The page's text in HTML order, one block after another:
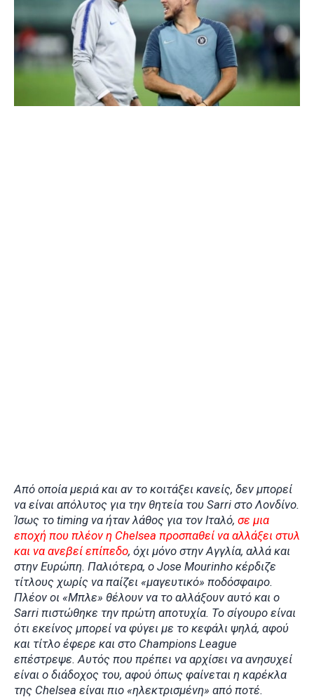
Από οποία μεριά και αν το κοιτάξει κανείς, δεν μπορεί
να είναι απόλυτος για την θητεία του Sarri στο Λονδίνο.
Ίσως το timing να ήταν λάθος για τον Ιταλό, σε μια
εποχή που πλέον η Chelsea προσπαθεί να αλλάξει στυλ
και να ανεβεί επίπεδο, όχι μόνο στην Αγγλία, αλλά και
στην Ευρώπη. Παλιότερα, ο Jose Mourinho κέρδιζε
τίτλους χωρίς να παίζει «μαγευτικό» ποδόσφαιρο.
Πλέον οι «Μπλε» θέλουν να το αλλάξουν αυτό και ο
Sarri πιστώθηκε την πρώτη αποτυχία. Το σίγουρο είναι
ότι εκείνος μπορεί να φύγει με το κεφάλι ψηλά, αφού
και τίτλο έφερε και στο Champions League
επέστρεψε. Αυτός που πρέπει να αρχίσει να ανησυχεί
είναι ο διάδοχος του, αφού όπως φαίνεται η καρέκλα
της Chelsea είναι πιο «ηλεκτρισμένη» από ποτέ.